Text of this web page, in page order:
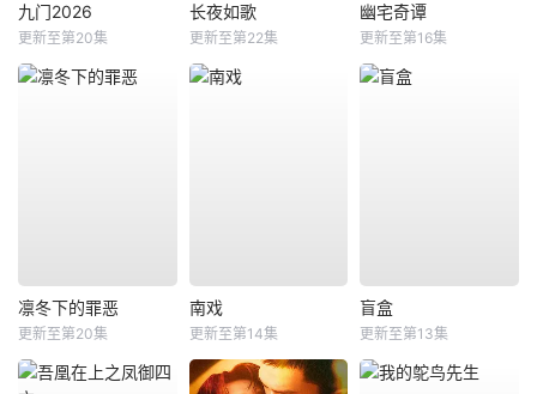
九门2026
更新至第20集
长夜如歌
更新至第22集
幽宅奇谭
更新至第16集
凛冬下的罪恶
更新至第20集
南戏
更新至第14集
盲盒
更新至第13集